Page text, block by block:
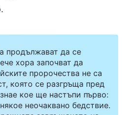
продължават да се
хора започват да
пророчества не са
която се разгръща пред
кое ще настъпи първо:
неочаквано бедствие.